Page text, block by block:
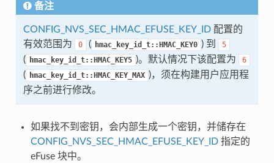
备注
CONFIG_NVS_SEC_HMAC_EFUSE_KEY_ID配置的
有效范围为
0 ( hmac_key_id_t::HMAC_KEY0 ) 到 5
( hmac_key_id_t::HMAC_KEY5 )。默认情况下该配置为 6
( hmac_key_id_t::HMAC_KEY_MAX )，须在构建用户应用程
序之前进行修改。
如果找不到密钥，会内部生成一个密钥，并储存在
CONFIG_NVS_SEC_HMAC_EFUSE_KEY_ID指定的
eFuse 块中。